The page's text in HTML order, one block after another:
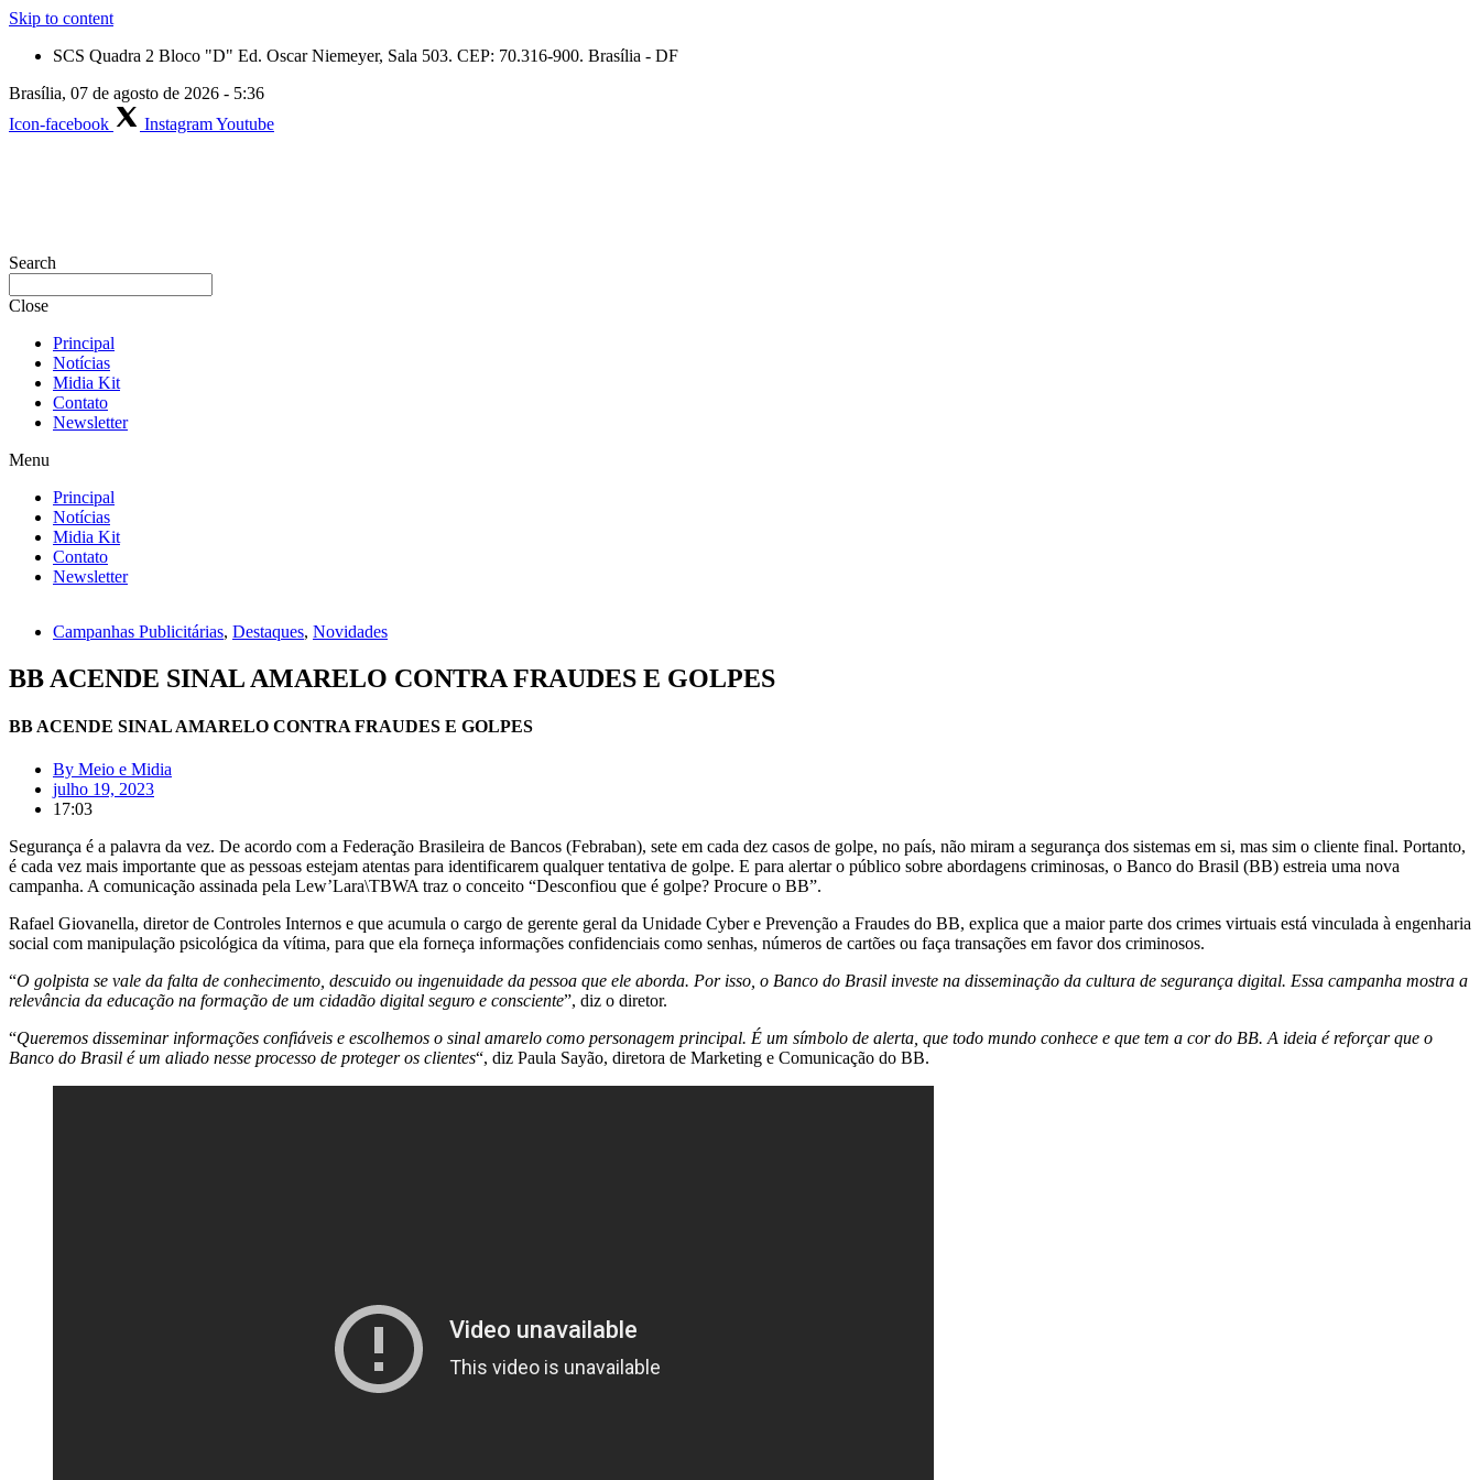
Skip to content
SCS Quadra 2 Bloco "D" Ed. Oscar Niemeyer, Sala 503. CEP: 70.316-900. Brasília - DF
Brasília, 07 de agosto de 2026 - 5:36
Icon-facebook
InstagramYoutube
Search
Close
Principal
Notícias
Midia Kit
Contato
Newsletter
Menu
Principal
Notícias
Midia Kit
Contato
Newsletter
Campanhas Publicitárias, Destaques, Novidades
BB ACENDE SINAL AMARELO CONTRA FRAUDES E GOLPES
BB ACENDE SINAL AMARELO CONTRA FRAUDES E GOLPES
By Meio e Midia
julho 19, 2023
17:03
Segurança é a palavra da vez. De acordo com a Federação Brasileira de Bancos (Febraban), sete em cada dez casos de golpe, no país, não miram a segurança dos sistemas em si, mas sim o cliente final. Portanto,
é cada vez mais importante que as pessoas estejam atentas para identificarem qualquer tentativa de golpe. E para alertar o público sobre abordagens criminosas, o Banco do Brasil (BB) estreia uma nova
campanha. A comunicação assinada pela Lew’Lara\TBWA traz o conceito “Desconfiou que é golpe? Procure o BB”.
Rafael Giovanella, diretor de Controles Internos e que acumula o cargo de gerente geral da Unidade Cyber e Prevenção a Fraudes do BB, explica que a maior parte dos crimes virtuais está vinculada à engenharia
social com manipulação psicológica da vítima, para que ela forneça informações confidenciais como senhas, números de cartões ou faça transações em favor dos criminosos.
“O golpista se vale da falta de conhecimento, descuido ou ingenuidade da pessoa que ele aborda. Por isso, o Banco do Brasil investe na disseminação da cultura de segurança digital. Essa campanha mostra a
relevância da educação na formação de um cidadão digital seguro e consciente”, diz o diretor.
“Queremos disseminar informações confiáveis e escolhemos o sinal amarelo como personagem principal. É um símbolo de alerta, que todo mundo conhece e que tem a cor do BB. A ideia é reforçar que o
Banco do Brasil é um aliado nesse processo de proteger os clientes“, diz Paula Sayão, diretora de Marketing e Comunicação do BB.